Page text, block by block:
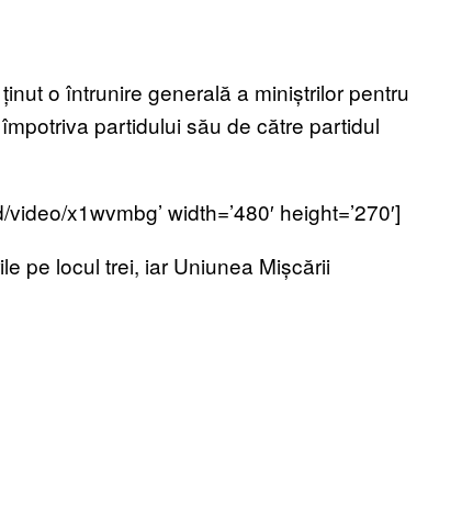
o întrunire generală a miniștrilor pentru
partidului său de către partidul
x1wvmbg’ width=’480′ height=’270′]
pe locul trei, iar Uniunea Mișcării